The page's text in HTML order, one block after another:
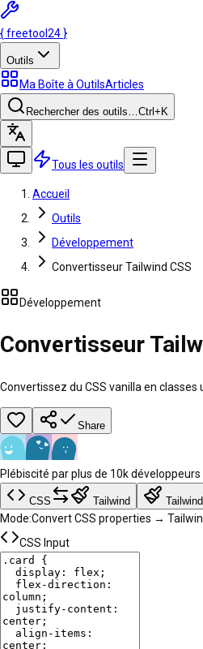
{freetool 24 }
Outils
Ma Boîte à OutilsArticles
Rechercher des outils…Ctrl +K
Tous les outils
Accueil
Outils
Développement
Convertisseur Tailwind CSS
Développement
Convertisseur
Convertissez du CSS vanilla en
Share
Plébiscité par plus de 10k développeurs
CSS Tailwind Tailwind
Mode:Convert CSS properties →
CSS Input